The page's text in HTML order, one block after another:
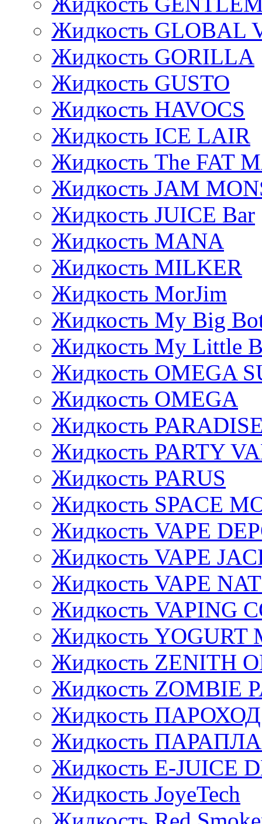
Жидкость GLOBAL
Жидкость GORILLA
Жидкость GUSTO
Жидкость HAVOCS
Жидкость ICE LAIR
Жидкость The FAT
Жидкость JAM
Жидкость JUICE Bar
Жидкость MANA
Жидкость MILKER
Жидкость MorJim
Жидкость My Big
Жидкость My Little
Жидкость OMEGA
Жидкость OMEGA
Жидкость
Жидкость PARTY
Жидкость PARUS
Жидкость SPACE
Жидкость VAPE
Жидкость VAPE
Жидкость VAPE
Жидкость VAPING
Жидкость YOGURT
Жидкость ZENITH
Жидкость ZOMBIE
Жидкость ПАРОХОД
Жидкость
Жидкость E-JUIСE
Жидкость JoyeTech